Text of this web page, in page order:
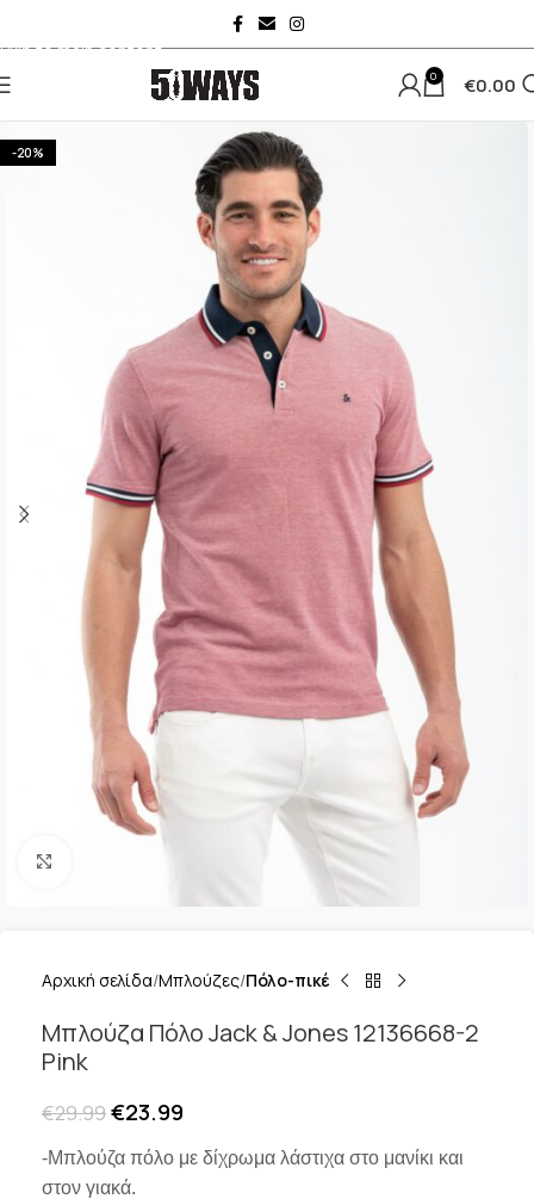
Skip to main content
0 €0.00
-20%
Αρχική σελίδα Μπλούζες Πόλο-πικέ
Μπλούζα Πόλο Jack & Jones 12136668-2
Pink
€29.99€23.99
-Μπλούζα πόλο με δίχρωμα λάστιχα στο μανίκι και
στον γιακά.